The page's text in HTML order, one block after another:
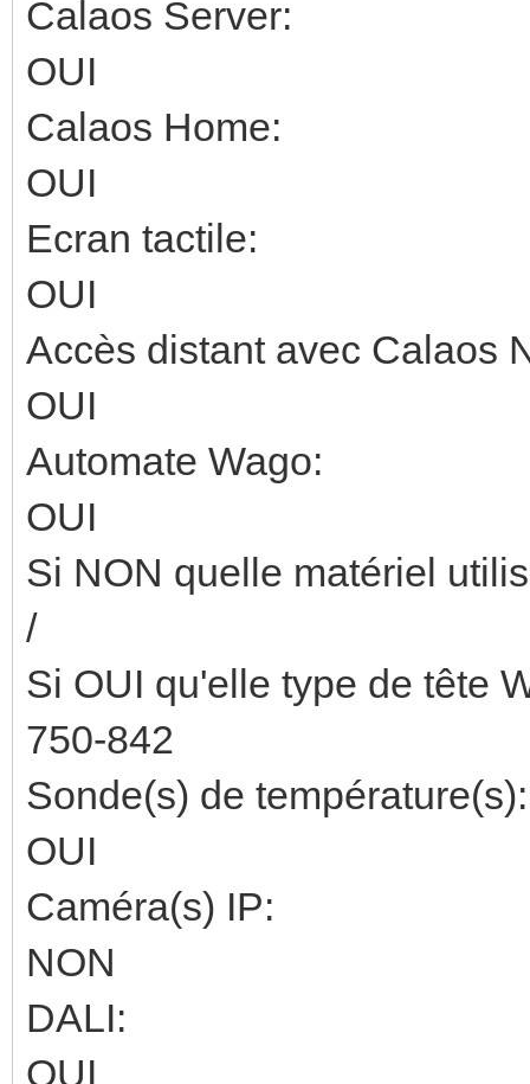
Calaos Server:
OUI
Calaos Home:
OUI
Ecran tactile:
OUI
Accès distant avec Calaos
OUI
Automate Wago:
OUI
Si NON quelle matériel
/
Si OUI qu'elle type de tête
750-842
Sonde(s) de température(s):
OUI
Caméra(s) IP:
NON
DALI:
OUI